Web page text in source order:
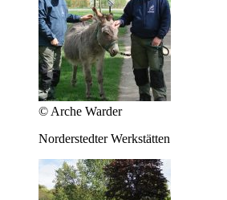
© Arche Warder
Norderstedter Werkstätten